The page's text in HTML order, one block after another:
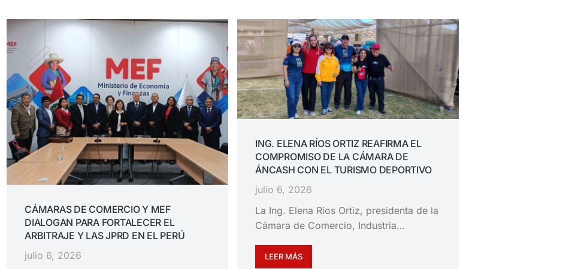
CÁMARAS DE COMERCIO Y MEF
DIALOGAN PARA FORTALECER EL
ARBITRAJE Y LAS JPRD EN EL PERÚ
julio 6, 2026
ING. ELENA RÍOS ORTIZ REAFIRMA EL
COMPROMISO DE LA CÁMARA DE
ÁNCASH CON EL TURISMO DEPORTIVO
julio 6, 2026
La Ing. Elena Ríos Ortiz, presidenta de la
Cámara de Comercio, Industria…
LEER MÁS